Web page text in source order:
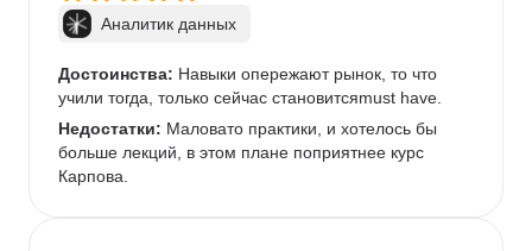
Аналитик данных
Достоинства: Навыки опережают рынок, то что
учили тогда, только сейчас становитсяmust have.
Недостатки: Маловато практики, и хотелось бы
больше лекций, в этом плане поприятнее курс
Карпова.